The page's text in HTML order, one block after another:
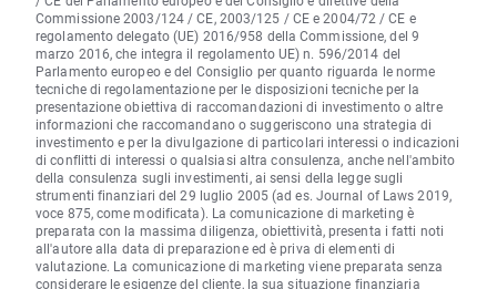
Commissione 2003/124 / CE, 2003/125 / CE e 2004/72 / CE e
regolamento delegato (UE) 2016/958 della Commissione, del 9
marzo 2016, che integra il regolamento UE) n. 596/2014 del
Parlamento europeo e del Consiglio per quanto riguarda le norme
tecniche di regolamentazione per le disposizioni tecniche per la
presentazione obiettiva di raccomandazioni di investimento o altre
informazioni che raccomandano o suggeriscono una strategia di
investimento e per la divulgazione di particolari interessi o indicazioni
di conflitti di interessi o qualsiasi altra consulenza, anche nell'ambito
della consulenza sugli investimenti, ai sensi della legge sugli
strumenti finanziari del 29 luglio 2005 (ad es. Journal of Laws 2019,
voce 875, come modificata). La comunicazione di marketing è
preparata con la massima diligenza, obiettività, presenta i fatti noti
all'autore alla data di preparazione ed è priva di elementi di
valutazione. La comunicazione di marketing viene preparata senza
considerare le esigenze del cliente, la sua situazione finanziaria